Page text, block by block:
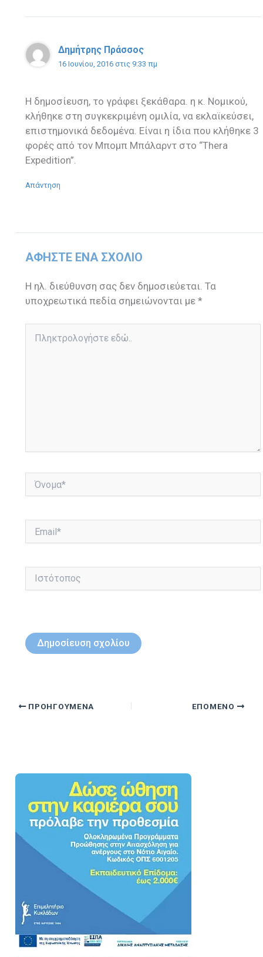
Δημήτρης Πράσσος
16 Ιουνίου, 2016 στις 9:33 πμ
Η δημοσίευση, το γράφει ξεκάθαρα. η κ. Νομικού,
κλήθηκε στη συγκεκριμένη ομιλία, να εκλαϊκεύσει,
επιστημονικά δεδομένα. Είναι η ίδια που κλήθηκε 3
φορές από τον Μπομπ Μπάλαρντ στο “Thera
Expedition”.
Απάντηση
ΑΦΉΣΤΕ ΈΝΑ ΣΧΌΛΙΟ
Η ηλ. διεύθυνση σας δεν δημοσιεύεται. Τα
υποχρεωτικά πεδία σημειώνονται με*
εδώ..
Όνομα*
Ιστότοπος
ΠΡΟΗΓΟΎΜΕΝΑ ΕΠΌΜΕΝΟ